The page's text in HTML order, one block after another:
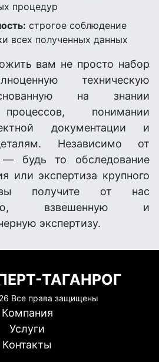
процедур
строгое соблюдение
всех полученных данных
вам не просто набор
техническую
на знании
понимании
документации и
Независимо от
будь то обследование
или экспертиза крупного
получите от нас
взвешенную и
экспертизу.
ТАГАНРОГ
Все права защищены
Компания
Услуги
Контакты